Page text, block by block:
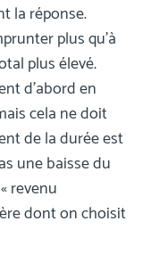
la réponse.
plus qu’à
plus élevé.
d’abord en
cela ne doit
de la durée est
une baisse du
revenu
dont on choisit